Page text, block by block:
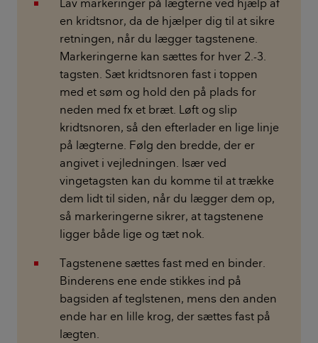
Lav markeringer på lægterne ved hjælp af
en kridtsnor, da de hjælper dig til at sikre
retningen, når du lægger tagstenene.
Markeringerne kan sættes for hver 2.-3.
tagsten. Sæt kridtsnoren fast i toppen
med et søm og hold den på plads for
neden med fx et bræt. Løft og slip
kridtsnoren, så den efterlader en lige linje
på lægterne. Følg den bredde, der er
angivet i vejledningen. Især ved
vingetagsten kan du komme til at trække
dem lidt til siden, når du lægger dem op,
så markeringerne sikrer, at tagstenene
ligger både lige og tæt nok.
Tagstenene sættes fast med en binder.
Binderens ene ende stikkes ind på
bagsiden af teglstenen, mens den anden
ende har en lille krog, der sættes fast på
lægten.